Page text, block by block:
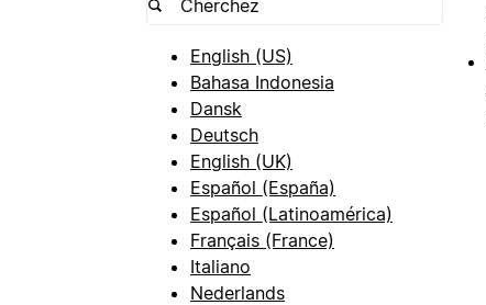
English (US)
Bahasa Indonesia
Dansk
Deutsch
English (UK)
Español (España)
Español (Latinoamérica)
Français (France)
Italiano
Nederlands